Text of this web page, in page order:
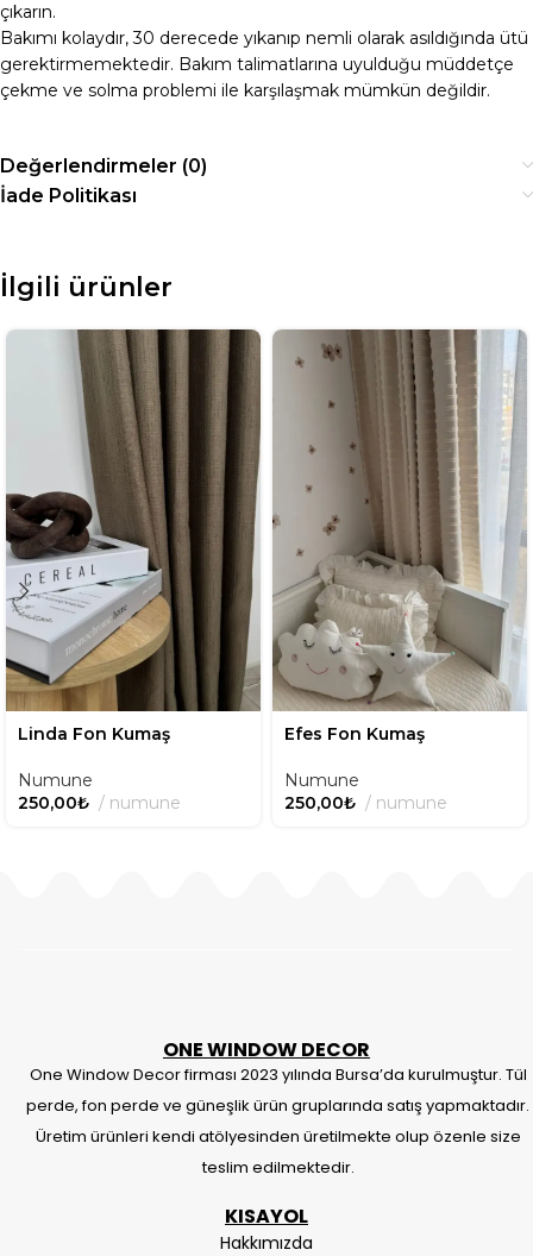
çıkarın.
Bakımı kolaydır, 30 derecede yıkanıp nemli olarak asıldığında ütü
gerektirmemektedir. Bakım talimatlarına uyulduğu müddetçe
çekme ve solma problemi ile karşılaşmak mümkün değildir.
Değerlendirmeler (0)
İade Politikası
İlgili ürünler
Linda Fon Kumaş
Numune
250,00₺ numune
Efes Fon Kumaş
Numune
250,00₺ numune
ONE WINDOW DECOR
One Window Decor firması 2023 yılında Bursa’da kurulmuştur. Tül
perde, fon perde ve güneşlik ürün gruplarında satış yapmaktadır.
Üretim ürünleri kendi atölyesinden üretilmekte olup özenle size
teslim edilmektedir.
KISAYOL
Hakkımızda